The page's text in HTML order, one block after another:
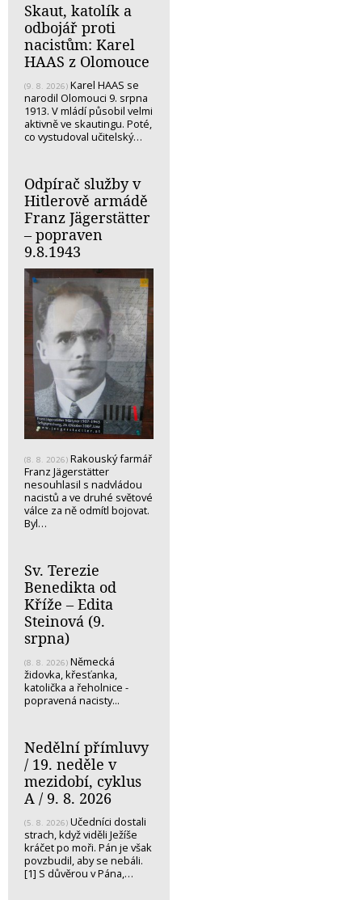
Skaut, katolík a
odbojář proti
nacistům: Karel
HAAS z Olomouce
(9. 8. 2026) Karel HAAS se
narodil Olomouci 9. srpna
1913. V mládí působil velmi
aktivně ve skautingu. Poté,
co vystudoval učitelský…
Odpírač služby v
Hitlerově armádě
Franz Jägerstätter
– popraven
9.8.1943
(8. 8. 2026) Rakouský farmář
Franz Jägerstätter
nesouhlasil s nadvládou
nacistů a ve druhé světové
válce za ně odmítl bojovat.
Byl…
Sv. Terezie
Benedikta od
Kříže – Edita
Steinová (9.
srpna)
(8. 8. 2026) Německá
židovka, křesťanka,
katolička a řeholnice -
popravená nacisty...
Nedělní přímluvy
/ 19. neděle v
mezidobí, cyklus
A / 9. 8. 2026
(5. 8. 2026) Učedníci dostali
strach, když viděli Ježíše
kráčet po moři. Pán je však
povzbudil, aby se nebáli.
[1] S důvěrou v Pána,…